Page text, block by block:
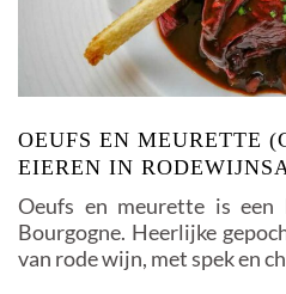
OEUFS EN MEURETTE
EIEREN IN
Oeufs en meurette is een
Bourgogne. Heerlijke
van rode wijn, met spek en